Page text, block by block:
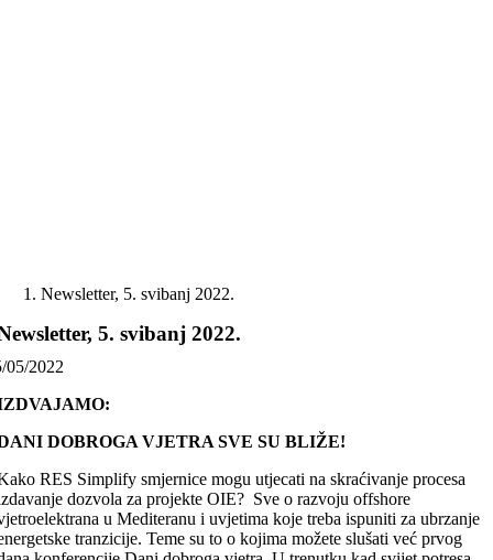
Newsletter, 5. svibanj 2022.
5. svibanj 2022.
05/2022
DOBROGA VJETRA SVE SU BLIŽE!
RES Simplify smjernice mogu utjecati na skraćivanje procesa
dozvola za projekte OIE? Sve o razvoju offshore
u Mediteranu i uvjetima koje treba ispuniti za ubrzanje
tranzicije. Teme su to o kojima možete slušati već prvog